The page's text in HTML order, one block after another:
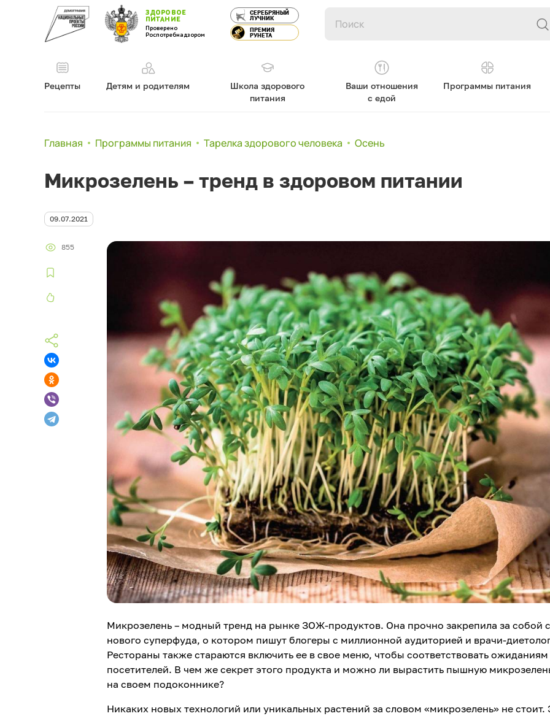
ЗДОРОВОЕ
ПИТАНИЕ
Проверено
Роспотребнадзором
СЕРЕБРЯНЫЙ
ЛУЧНИК
ПРЕМИЯ
РУНЕТА
Рецепты Детям и родителям
Школа здорового
питания
Ваши отношения
с едой
Программы питания
Главная Программы питания Тарелка здорового человека Осень
Микрозелень – тренд в здоровом питании
09.07.2021
855
Микрозелень – модный тренд на рынке ЗОЖ-продуктов. Она прочно закрепила за собой
нового суперфуда, о котором пишут блогеры с миллионной аудиторией и врачи-
Рестораны также стараются включить ее в свое меню, чтобы соответствовать ожиданиям
посетителей. В чем же секрет этого продукта и можно ли вырастить пышную
на своем подоконнике?
Никаких новых технологий или уникальных растений за словом «микрозелень» не стоит.